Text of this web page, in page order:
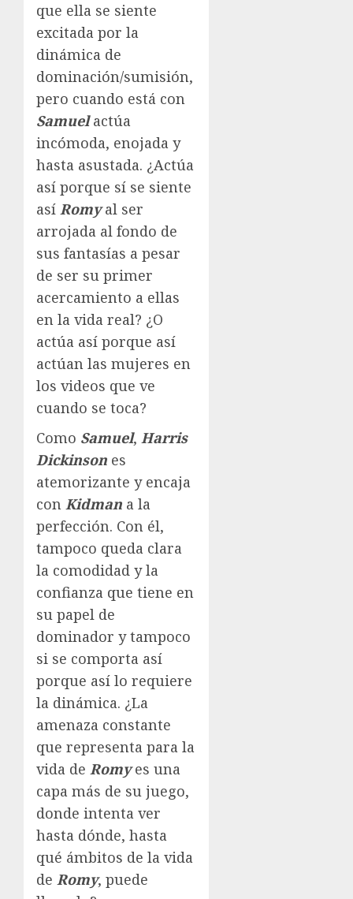
que ella se siente
excitada por la
dinámica de
dominación/sumisión,
pero cuando está con
Samuelactúa
incómoda, enojada y
hasta asustada. ¿Actúa
así porque sí se siente
así Romyal ser
arrojada al fondo de
sus fantasías a pesar
de ser su primer
acercamiento a ellas
en la vida real? ¿O
actúa así porque así
actúan las mujeres en
los videos que ve
cuando se toca?
Como Samuel, Harris
Dickinson es
atemorizante y encaja
con Kidman a la
perfección. Con él,
tampoco queda clara
la comodidad y la
confianza que tiene en
su papel de
dominador y tampoco
si se comporta así
porque así lo requiere
la dinámica. ¿La
amenaza constante
que representa para la
vida de Romyes una
capa más de su juego,
donde intenta ver
hasta dónde, hasta
qué ámbitos de la vida
de Romy, puede